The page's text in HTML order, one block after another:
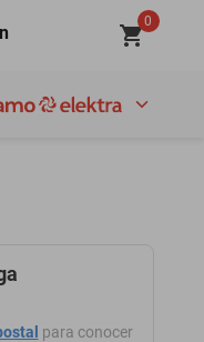
0
para conocer